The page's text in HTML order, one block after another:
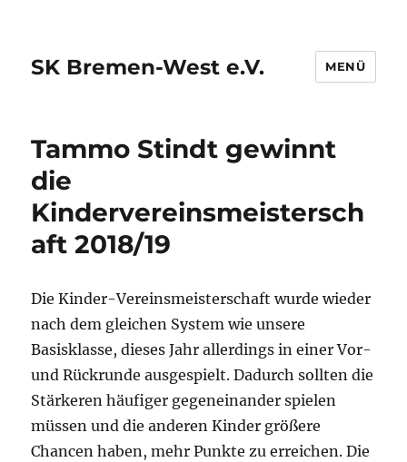
SK Bremen-West e.V. MENÜ
Tammo Stindt gewinnt
die
Kindervereinsmeistersch
aft 2018/19
Die Kinder-Vereinsmeisterschaft wurde wieder
nach dem gleichen System wie unsere
Basisklasse, dieses Jahr allerdings in einer Vor-
und Rückrunde ausgespielt. Dadurch sollten die
Stärkeren häufiger gegeneinander spielen
müssen und die anderen Kinder größere
Chancen haben, mehr Punkte zu erreichen. Die